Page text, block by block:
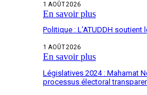
1 AOÛT 2026
En savoir plus
Politique : L’ATUDDH soutient
1 AOÛT 2026
En savoir plus
Législatives 2024 : Mahamat
processus électoral